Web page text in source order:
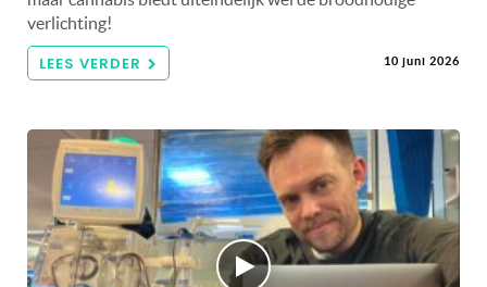
verlichting!
LEES VERDER 10 juni 2026